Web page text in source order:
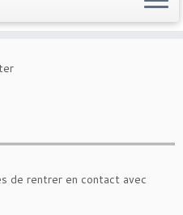
de rentrer en contact avec